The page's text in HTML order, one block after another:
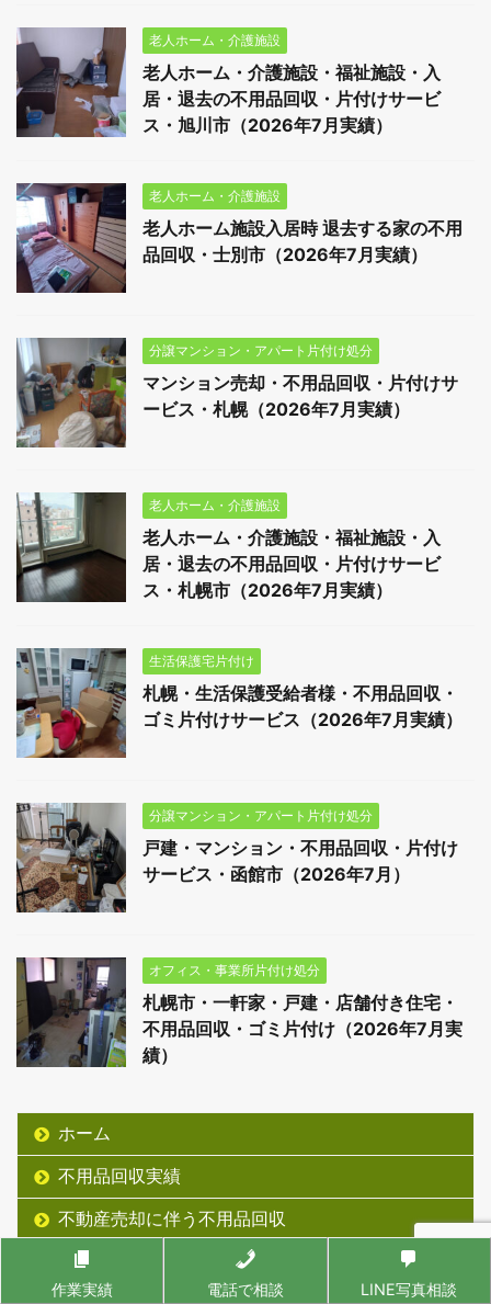
老人ホーム・介護施設
老人ホーム・介護施設・福祉施設・入
居・退去の不用品回収・片付けサービ
ス・旭川市（2026年7月実績）
老人ホーム・介護施設
老人ホーム施設入居時 退去する家の不用
品回収・士別市（2026年7月実績）
分譲マンション・アパート片付け処分
マンション売却・不用品回収・片付けサ
ービス・札幌（2026年7月実績）
老人ホーム・介護施設
老人ホーム・介護施設・福祉施設・入
居・退去の不用品回収・片付けサービ
ス・札幌市（2026年7月実績）
生活保護宅片付け
札幌・生活保護受給者様・不用品回収・
ゴミ片付けサービス（2026年7月実績）
分譲マンション・アパート片付け処分
戸建・マンション・不用品回収・片付け
サービス・函館市（2026年7月）
オフィス・事業所片付け処分
札幌市・一軒家・戸建・店舗付き住宅・
不用品回収・ゴミ片付け（2026年7月実
績）
ホーム
不用品回収実績
不動産売却に伴う不用品回収
分譲マンション・アパート
作業実績 電話で相談 LINE写真相談